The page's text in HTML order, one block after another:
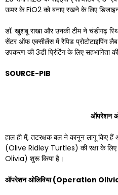
ऊपर के FiO2 को बनाए रखने के लिए
डॉ. खुशबू राखा और उनकी टीम ने चंडीगढ़
सेंटर ऑफ एक्सीलेंस में रैपिड प्रोटोटाइपिंग
उपकरण की 3डी प्रिंटिंग के लिए सहभागिता
SOURCE-PIB
ऑपरेशन
हाल ही में, तटरक्षक बल ने कानून लागू
(Olive Ridley Turtles) की रक्षा के
Olivia) शुरू किया है।
ऑपरेशन ओलिविया(Operation